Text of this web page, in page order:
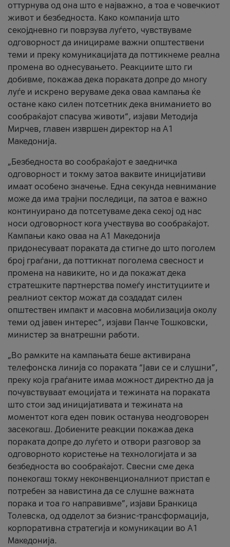
оттурнува од она што е најважно, а тоа е човечкиот
живот и безбедноста. Како компанија што
секојдневно ги поврзува луѓето, чувствуваме
одговорност да иницираме важни општествени
теми и преку комуникацијата да поттикнеме реална
промена во однесувањето. Реакциите што ги
добивме, покажаа дека пораката допре до многу
луѓе и искрено веруваме дека оваа кампања ќе
остане како силен потсетник дека вниманието во
сообраќајот спасува животи“, изјави Методија
Мирчев, главен извршен директор на А1
Македонија.
„Безбедноста во сообраќајот е заедничка
одговорност и токму затоа ваквите иницијативи
имаат особено значење. Една секунда невнимание
може да има трајни последици, па затоа е важно
континуирано да потсетуваме дека секој од нас
носи одговорност кога учествува во сообраќајот.
Кампањи како оваа на A1 Македонија
придонесуваат пораката да стигне до што поголем
број граѓани, да поттикнат поголема свесност и
промена на навиките, но и да покажат дека
стратешките партнерства помеѓу институциите и
реалниот сектор можат да создадат силен
општествен импакт и масовна мобилизација околу
теми од јавен интерес“, изјави Панче Тошковски,
министер за внатрешни работи.
„Во рамките на кампањата беше активирана
телефонска линија со пораката “Јави се и слушни”,
преку која граѓаните имаа можност директно да ја
почувствуваат емоцијата и тежината на пораката
што стои зад иницијативата и тежината на
моментот кога еден повик останува неодговорен
засекогаш. Добиените реакции покажаа дека
пораката допре до луѓето и отвори разговор за
одговорното користење на технологијата и за
безбедноста во сообраќајот. Свесни сме дека
понекогаш токму неконвенционалниот пристап е
потребен за навистина да се слушне важната
порака и тоа го направивме”, изјави Бранкица
Толевска, од одделот за бизнис-трансформација,
корпоративна стратегија и комуникации во А1
Македонија.